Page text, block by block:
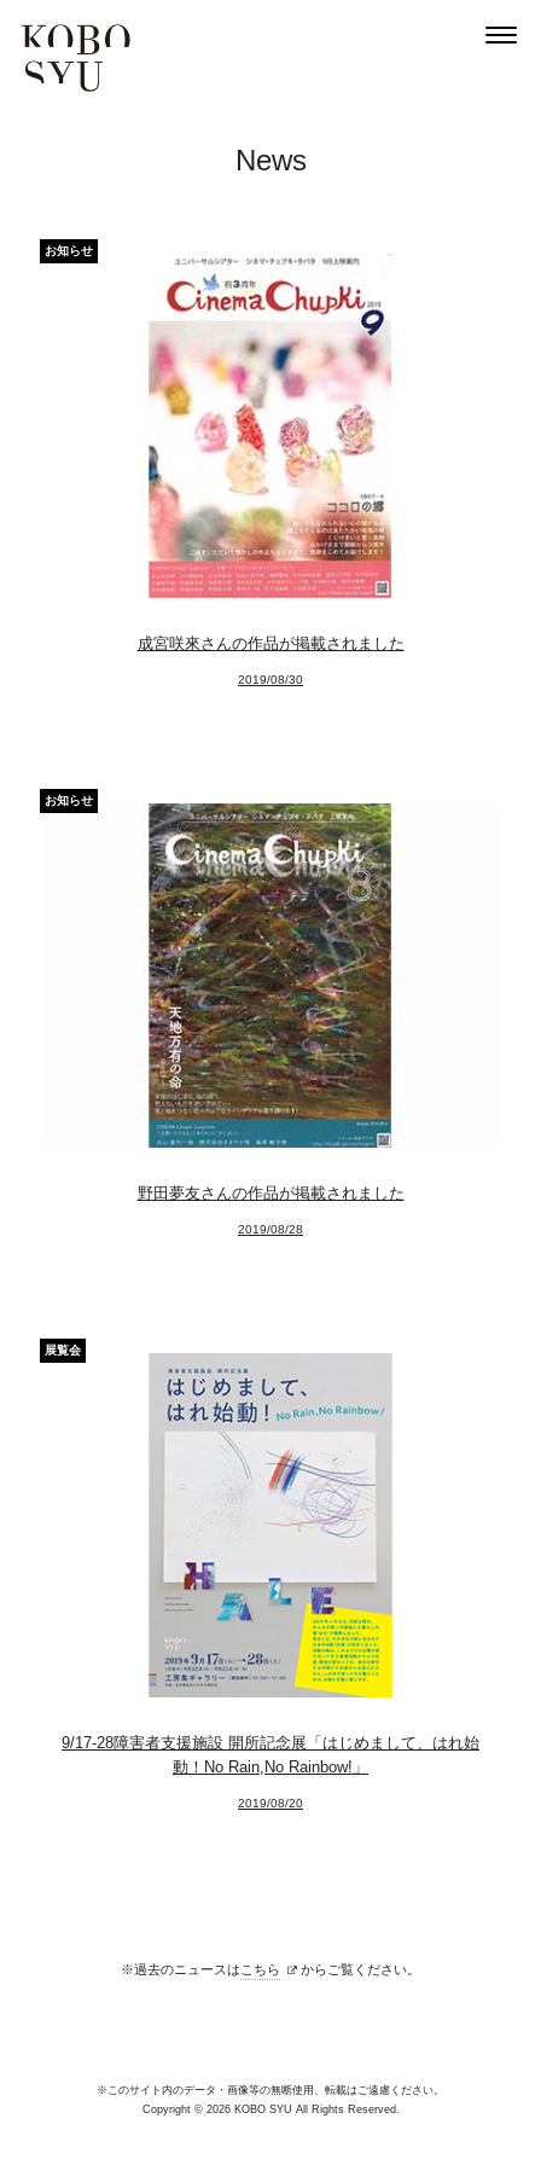
News
Exhibitions
Projects
Goods
Media
Access
Link
Facebook
Instagram
Youtube
art center syu
南関東・甲信障害者
アートサポートセンター
社会福祉法人みぬま福祉会
News
お知らせ
成宮咲來さんの作品が掲載されました
2019/08/30
お知らせ
野田夢友さんの作品が掲載されました
2019/08/28
展覧会
9/17-28障害者支援施設 開所記念展「はじめまして、はれ始
動！No Rain,No Rainbow!」
2019/08/20
※過去のニュースは こちら からご覧ください。
※このサイト内のデータ・画像等の無断使用、転載はご遠慮ください。
Copyright © 2026 KOBO SYU All Rights Reserved.